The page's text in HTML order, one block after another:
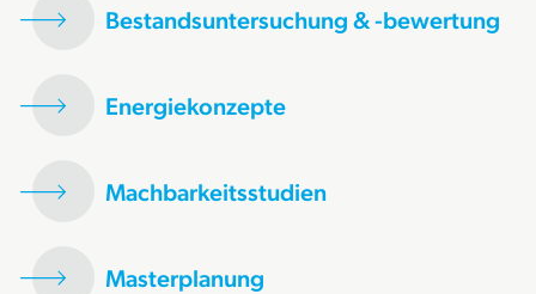
Bestandsuntersuchung & -bewertung
Energiekonzepte
Machbarkeitsstudien
Masterplanung